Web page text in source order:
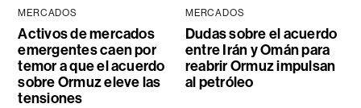
MERCADOS
Activos de mercados
emergentes caen por
temor a que el acuerdo
sobre Ormuz eleve las
tensiones
MERCADOS
Dudas sobre el acuerdo
entre Irán y Omán para
reabrir Ormuz impulsan
al petróleo